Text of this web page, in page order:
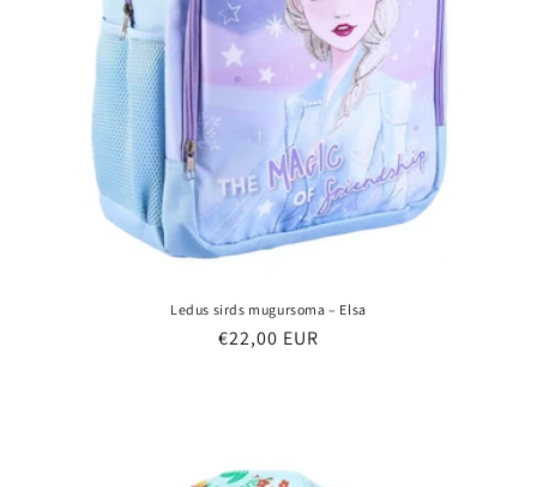
Ledus sirds mugursoma – Elsa
Parastā
€22,00 EUR